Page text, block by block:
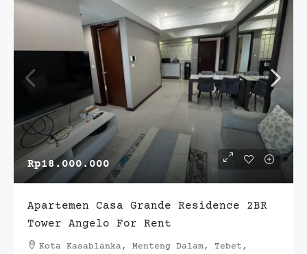
Rp18.000.000
Apartemen Casa Grande Residence 2BR
Tower Angelo For Rent
Kota Kasablanka, Menteng Dalam, Tebet,